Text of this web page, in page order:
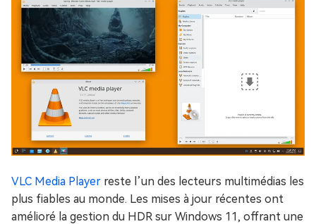
VLC Media Player reste l’un des lecteurs multimédias les
plus fiables au monde. Les mises à jour récentes ont
amélioré la gestion du HDR sur Windows 11, offrant une